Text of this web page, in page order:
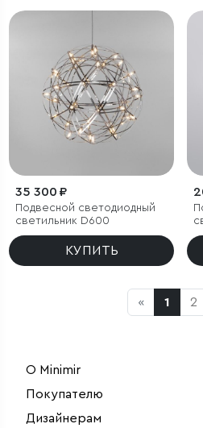
35 300 ₽
Подвесной светодиодный
светильник D600
КУПИТЬ
« 1 2
О Minimir
Покупателю
Дизайнерам